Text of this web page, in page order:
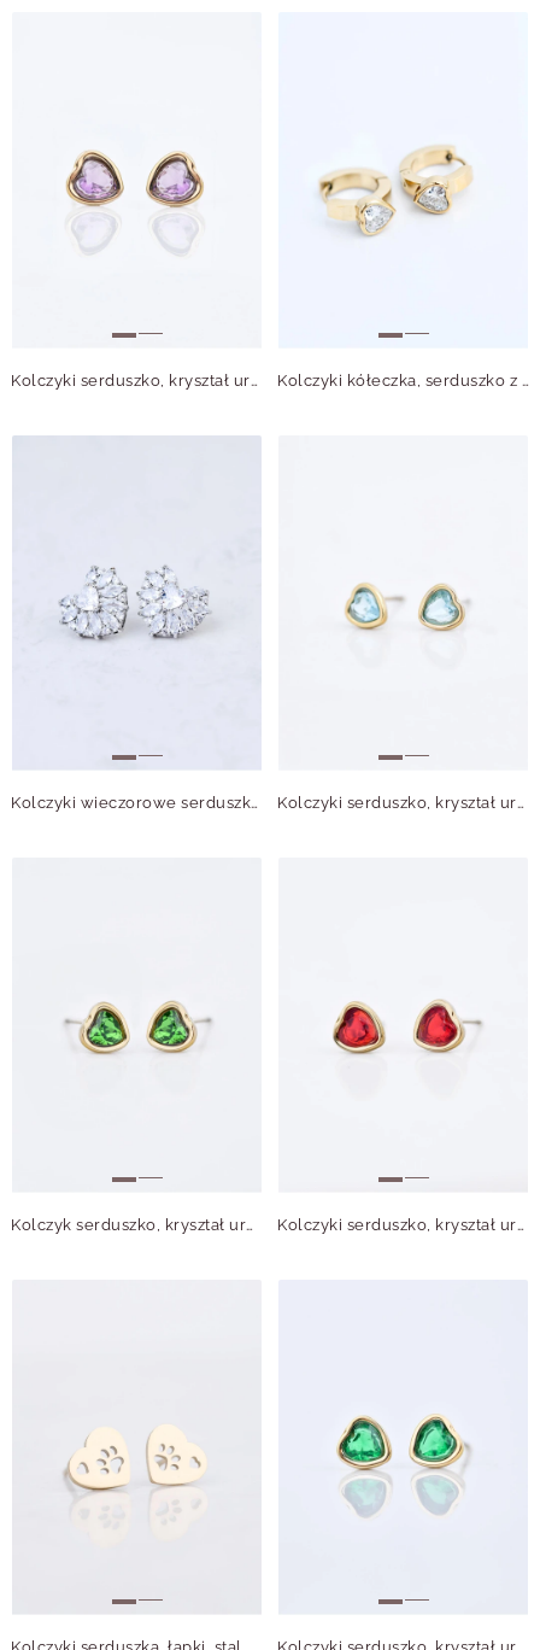
Kolczyki serduszko, kryształ urodzeniowy Luty, stal pozłacana S210756Z00 Kolczyki kółeczka, serduszko z kryształkiem, stal pozłacana S215571Z00
Kolczyki wieczorowe serduszko B208778P00 Kolczyki serduszko, kryształ urodzeniowy Grudzień, stal pozłacana S210766Z00
Kolczyk serduszko, kryształ urodzeniowy Sierpień, stal pozłacana S210762Z00 Kolczyki serduszko, kryształ urodzeniowy Styczeń, stal pozłacana S210755Z00